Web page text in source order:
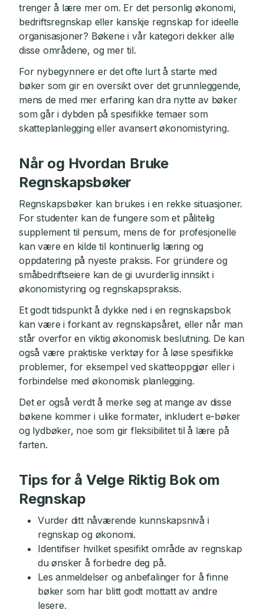
trenger å lære mer om. Er det personlig økonomi,
bedriftsregnskap eller kanskje regnskap for ideelle
organisasjoner? Bøkene i vår kategori dekker alle
disse områdene, og mer til.
For nybegynnere er det ofte lurt å starte med
bøker som gir en oversikt over det grunnleggende,
mens de med mer erfaring kan dra nytte av bøker
som går i dybden på spesifikke temaer som
skatteplanlegging eller avansert økonomistyring.
Når og Hvordan Bruke
Regnskapsbøker
Regnskapsbøker kan brukes i en rekke situasjoner.
For studenter kan de fungere som et pålitelig
supplement til pensum, mens de for profesjonelle
kan være en kilde til kontinuerlig læring og
oppdatering på nyeste praksis. For gründere og
småbedriftseiere kan de gi uvurderlig innsikt i
økonomistyring og regnskapspraksis.
Et godt tidspunkt å dykke ned i en regnskapsbok
kan være i forkant av regnskapsåret, eller når man
står overfor en viktig økonomisk beslutning. De kan
også være praktiske verktøy for å løse spesifikke
problemer, for eksempel ved skatteoppgjør eller i
forbindelse med økonomisk planlegging.
Det er også verdt å merke seg at mange av disse
bøkene kommer i ulike formater, inkludert e-bøker
og lydbøker, noe som gir fleksibilitet til å lære på
farten.
Tips for å Velge Riktig Bok om
Regnskap
Vurder ditt nåværende kunnskapsnivå i
regnskap og økonomi.
Identifiser hvilket spesifikt område av regnskap
du ønsker å forbedre deg på.
Les anmeldelser og anbefalinger for å finne
bøker som har blitt godt mottatt av andre
lesere.